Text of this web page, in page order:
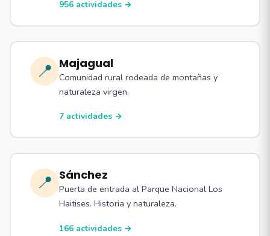
956 actividades →
📍 Majagual
Comunidad rural rodeada de montañas y
naturaleza virgen.
7 actividades →
📍 Sánchez
Puerta de entrada al Parque Nacional Los
Haitises. Historia y naturaleza.
166 actividades →